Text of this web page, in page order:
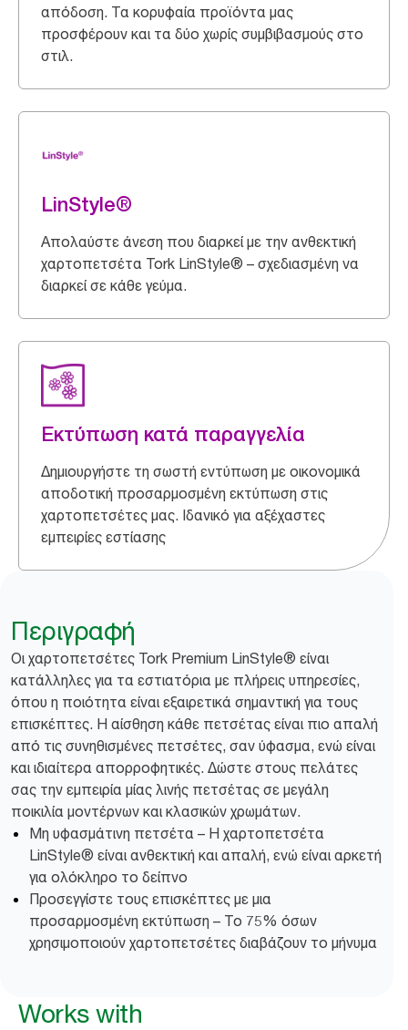
απόδοση. Τα κορυφαία προϊόντα μας
προσφέρουν και τα δύο χωρίς συμβιβασμούς στο
στιλ.
LinStyle®
Απολαύστε άνεση που διαρκεί με την ανθεκτική
χαρτοπετσέτα Tork LinStyle® – σχεδιασμένη να
διαρκεί σε κάθε γεύμα.
Εκτύπωση κατά παραγγελία
Δημιουργήστε τη σωστή εντύπωση με οικονομικά
αποδοτική προσαρμοσμένη εκτύπωση στις
χαρτοπετσέτες μας. Ιδανικό για αξέχαστες
εμπειρίες εστίασης
Περιγραφή
Οι χαρτοπετσέτες Tork Premium LinStyle® είναι
κατάλληλες για τα εστιατόρια με πλήρεις υπηρεσίες,
όπου η ποιότητα είναι εξαιρετικά σημαντική για τους
επισκέπτες. Η αίσθηση κάθε πετσέτας είναι πιο απαλή
από τις συνηθισμένες πετσέτες, σαν ύφασμα, ενώ είναι
και ιδιαίτερα απορροφητικές. Δώστε στους πελάτες
σας την εμπειρία μίας λινής πετσέτας σε μεγάλη
ποικιλία μοντέρνων και κλασικών χρωμάτων.
Μη υφασμάτινη πετσέτα – Η χαρτοπετσέτα
LinStyle® είναι ανθεκτική και απαλή, ενώ είναι αρκετή
για ολόκληρο το δείπνο
Προσεγγίστε τους επισκέπτες με μια
προσαρμοσμένη εκτύπωση – Το 75% όσων
χρησιμοποιούν χαρτοπετσέτες διαβάζουν το μήνυμα
Works with